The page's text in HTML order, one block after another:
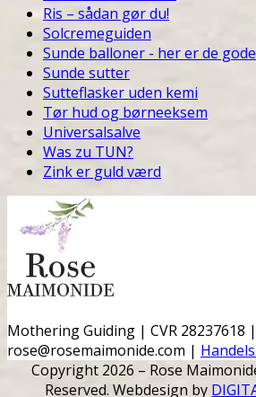
Ris – sådan gør du!
Solcremeguiden
Sunde balloner - her er de
Sunde sutter
Sutteflasker uden kemi
Tør hud og børneeksem
Universalsalve
Was zu TUN?
Zink er guld værd
Mothering Guiding | CVR 28237618 |
rose@rosemaimonide.com |
Copyright 2026 – Rose
Reserved. Webdesign by